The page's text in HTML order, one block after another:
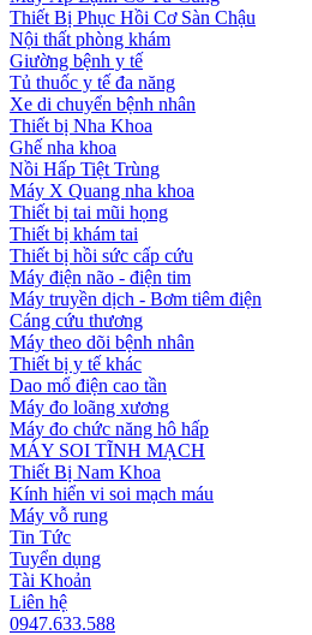
Thiết Bị Phục Hồi Cơ Sàn Chậu
Nội thất phòng khám
Giường bệnh y tế
Tủ thuốc y tế đa năng
Xe di chuyển bệnh nhân
Thiết bị Nha Khoa
Ghế nha khoa
Nồi Hấp Tiệt Trùng
Máy X Quang nha khoa
Thiết bị tai mũi họng
Thiết bị khám tai
Thiết bị hồi sức cấp cứu
Máy điện não - điện tim
Máy truyền dịch - Bơm tiêm điện
Cáng cứu thương
Máy theo dõi bệnh nhân
Thiết bị y tế khác
Dao mổ điện cao tần
Máy đo loãng xương
Máy đo chức năng hô hấp
MÁY SOI TĨNH MẠCH
Thiết Bị Nam Khoa
Kính hiển vi soi mạch máu
Máy vỗ rung
Tin Tức
Tuyển dụng
Tài Khoản
Liên hệ
0947.633.588